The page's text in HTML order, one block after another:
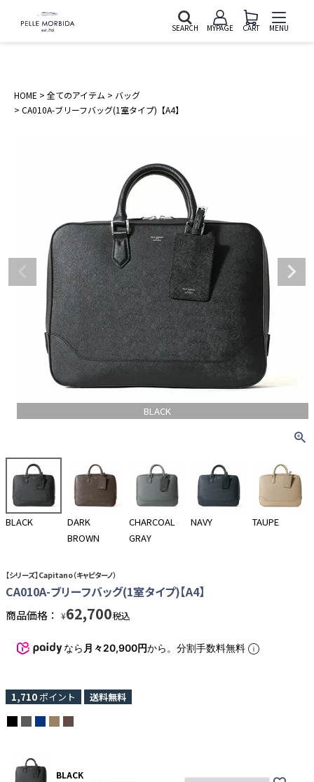
SEARCH MYPAGE CART MENU
HOME 全てのアイテム
バッグ
CA010A-ブリーフバッグ(1室タイプ)【A4】
BLACK
BLACK
DARK
BROWN
CHARCOAL
GRAY
NAVY TAUPE
【シリーズ】Capitano（キャピターノ）
CA010A-ブリーフバッグ(1室タイプ)【A4】
商品価格： ¥62,700税込
なら 月々20,900円から。分割手数料無料
1,710 ポイント 送料無料
BLACK